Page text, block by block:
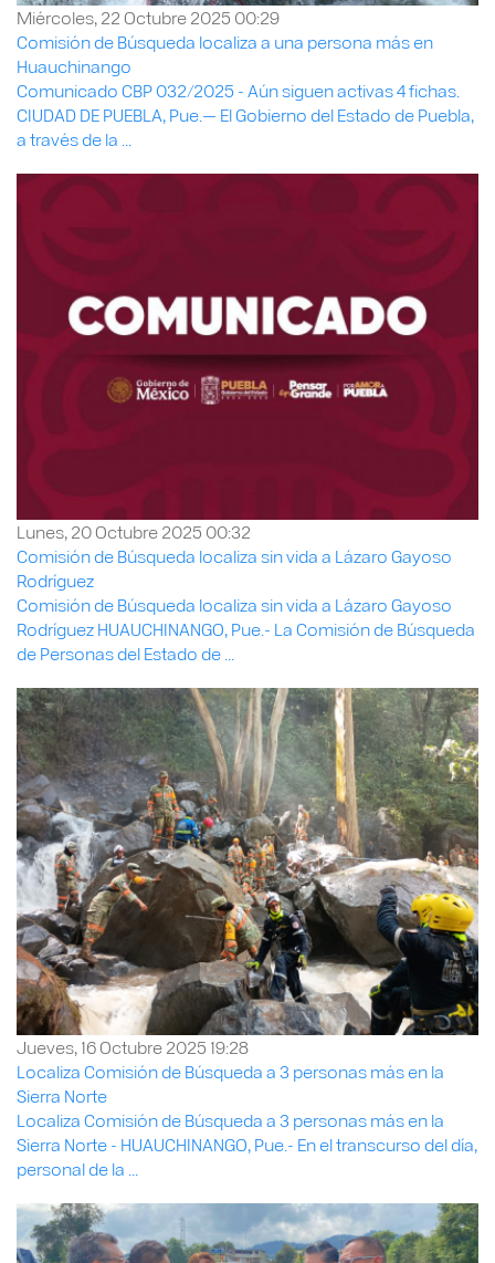
Miércoles, 22 Octubre 2025 00:29
Comisión de Búsqueda localiza a una persona más en
Huauchinango
Comunicado CBP 032/2025 - Aún siguen activas 4 fichas.
CIUDAD DE PUEBLA, Pue.— El Gobierno del Estado de Puebla,
a través de la ...
Lunes, 20 Octubre 2025 00:32
Comisión de Búsqueda localiza sin vida a Lázaro Gayoso
Rodríguez
Comisión de Búsqueda localiza sin vida a Lázaro Gayoso
Rodríguez HUAUCHINANGO, Pue.- La Comisión de Búsqueda
de Personas del Estado de ...
Jueves, 16 Octubre 2025 19:28
Localiza Comisión de Búsqueda a 3 personas más en la
Sierra Norte
Localiza Comisión de Búsqueda a 3 personas más en la
Sierra Norte - HUAUCHINANGO, Pue.- En el transcurso del día,
personal de la ...